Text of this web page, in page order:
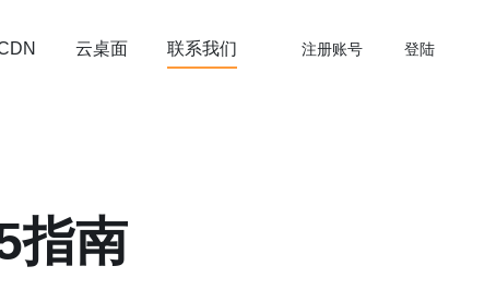
云桌面 联系我们 注册账号 登陆
指南